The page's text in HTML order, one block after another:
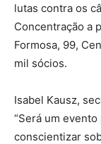
lutas contra os
Concentração a
Formosa, 99,
mil sócios.
Isabel Kausz,
“Será um
conscientizar